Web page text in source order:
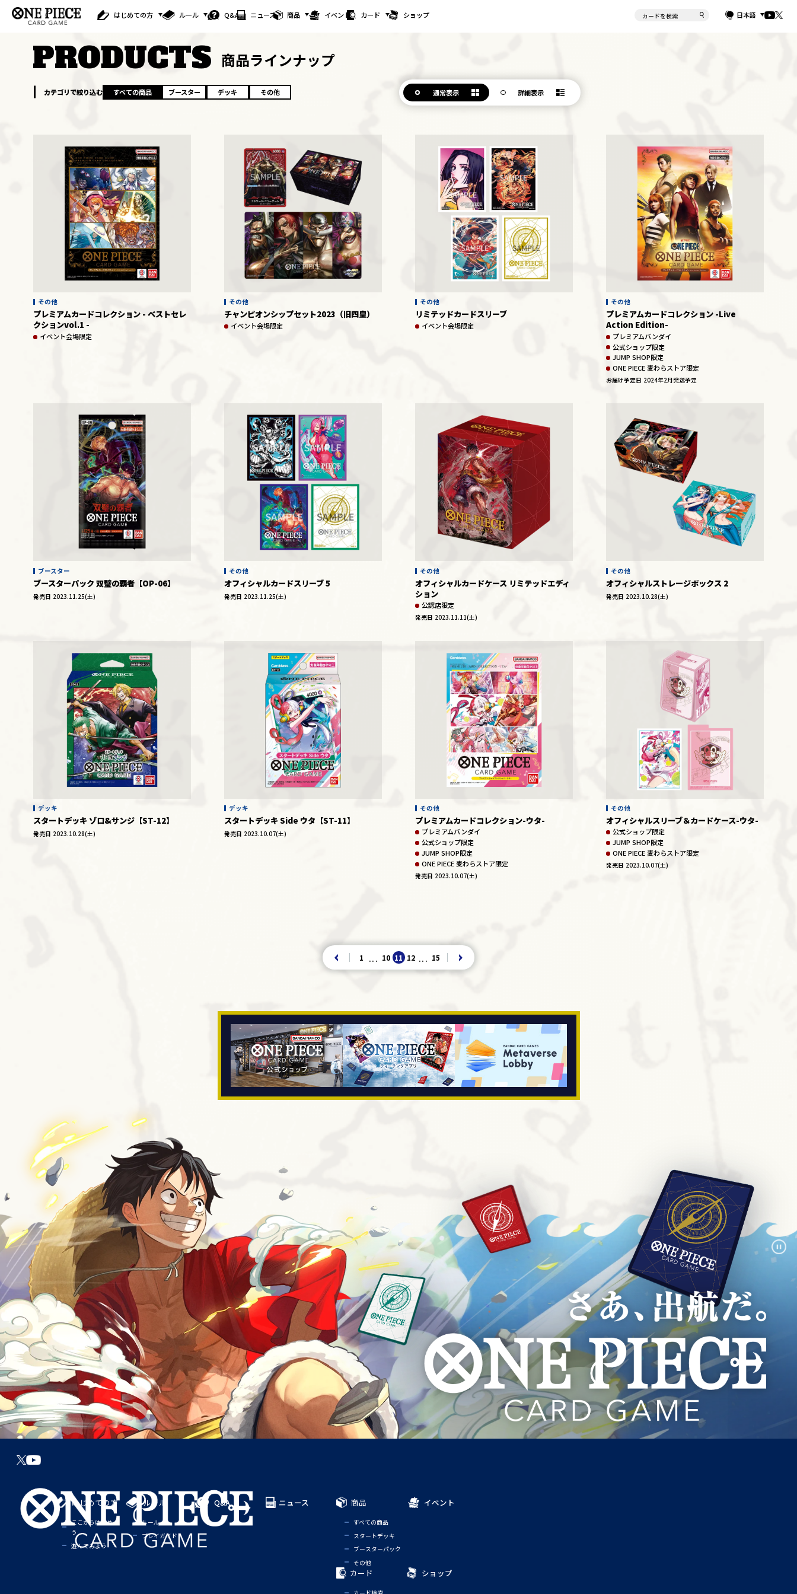
はじめての方 ルール Q&A ニュース 商品 イベント カード ショップ 日本語
PRODUCTS 商品ラインナップ
カテゴリで絞り込む すべての商品 ブースター デッキ その他 通常表示 詳細表示
その他
イベント会場限定
プレミアムカードコレクション - ベストセレ
クションvol.1 -
その他
イベント会場限定
チャンピオンシップセット2023（旧四皇）
その他
イベント会場限定
リミテッドカードスリーブ
その他
プレミアムバンダイ
公式ショップ限定
JUMP SHOP限定
ONE PIECE 麦わらストア限定
プレミアムカードコレクション -Live
Action Edition-
お届け予定日 2024年2月発送予定
ブースター
ブースターパック 双璧の覇者【OP-06】
発売日 2023.11.25(土)
その他
オフィシャルカードスリーブ 5
発売日 2023.11.25(土)
その他
公認店限定
オフィシャルカードケース リミテッドエディ
ション
発売日 2023.11.11(土)
その他
オフィシャルストレージボックス 2
発売日 2023.10.28(土)
デッキ
スタートデッキ ゾロ&サンジ【ST-12】
発売日 2023.10.28(土)
デッキ
スタートデッキ Side ウタ【ST-11】
発売日 2023.10.07(土)
その他
プレミアムバンダイ
公式ショップ限定
JUMP SHOP限定
ONE PIECE 麦わらストア限定
プレミアムカードコレクション-ウタ-
発売日 2023.10.07(土)
その他
公式ショップ限定
JUMP SHOP限定
ONE PIECE 麦わらストア限定
オフィシャルスリーブ＆カードケース-ウタ-
発売日 2023.10.07(土)
1 ... 10 11 12 ... 15
はじめての方
ここからはじめよ
う
遊んでみよう
ルール
ルール
プレイガイド
Q&A ニュース 商品
すべての商品
スタートデッキ
ブースターパック
その他
イベント
カード ショップ